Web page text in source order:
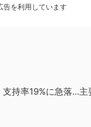
告を利用しています
持率19%に急落…